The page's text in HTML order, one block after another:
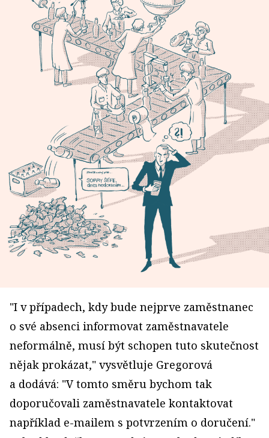
"I v případech, kdy bude nejprve zaměstnanec
o své absenci informovat zaměstnavatele
neformálně, musí být schopen tuto skutečnost
nějak prokázat," vysvětluje Gregorová
a dodává: "V tomto směru bychom tak
doporučovali zaměstnavatele kontaktovat
například e-mailem s potvrzením o doručení."